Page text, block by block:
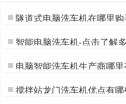
隧道式电脑洗车机在哪里购
…
智能电脑洗车机-点击了解
鑫晟]…
电脑智能洗车机生产商哪里
…
搅拌站龙门洗车机优点有哪
…